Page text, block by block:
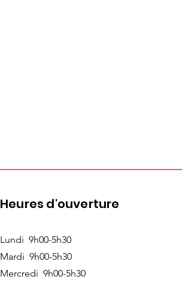
Heures d'ouverture
Lundi 9h00-5h30
Mardi 9h00-5h30
Mercredi 9h00-5h30